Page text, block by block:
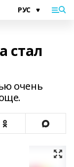
стал
очень